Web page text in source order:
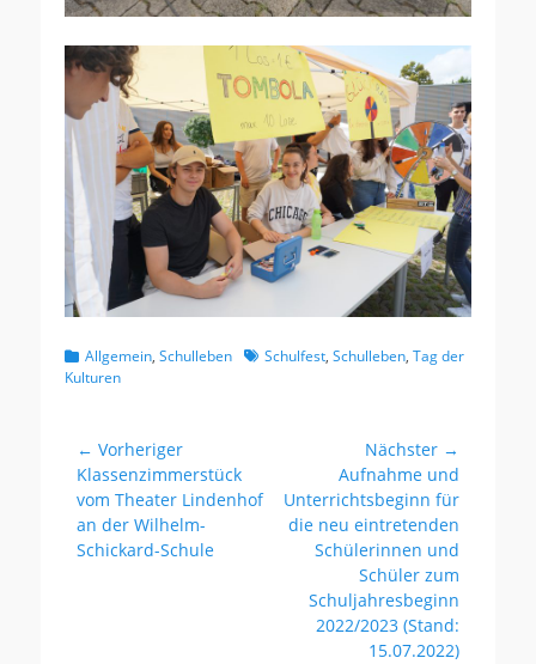
Kategorien
Allgemein, Schulleben Schlagworte
Schulfest, Schulleben, Tag der
Kulturen
Beitragsnavigation
← Vorheriger
Vorheriger
Beitrag:
Klassenzimmerstück
vom Theater Lindenhof
an der Wilhelm-
Schickard-Schule
Nächster →
Nächster
Beitrag:
Aufnahme und
Unterrichtsbeginn für
die neu eintretenden
Schülerinnen und
Schüler zum
Schuljahresbeginn
2022/2023 (Stand:
15.07.2022)